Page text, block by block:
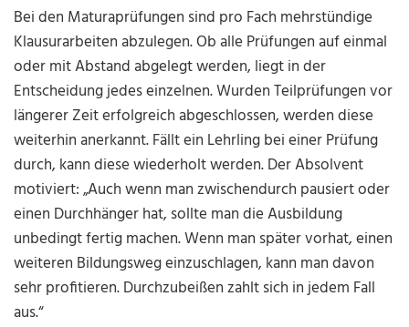
Bei den Maturaprüfungen sind pro Fach mehrstündige
Klausurarbeiten abzulegen. Ob alle Prüfungen auf einmal
oder mit Abstand abgelegt werden, liegt in der
Entscheidung jedes einzelnen. Wurden Teilprüfungen vor
längerer Zeit erfolgreich abgeschlossen, werden diese
weiterhin anerkannt. Fällt ein Lehrling bei einer Prüfung
durch, kann diese wiederholt werden. Der Absolvent
motiviert: „Auch wenn man zwischendurch pausiert oder
einen Durchhänger hat, sollte man die Ausbildung
unbedingt fertig machen. Wenn man später vorhat, einen
weiteren Bildungsweg einzuschlagen, kann man davon
sehr profitieren. Durchzubeißen zahlt sich in jedem Fall
aus.“